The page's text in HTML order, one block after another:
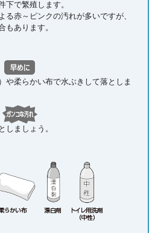
下で繁殖します。
る赤～ピンクの汚れが多いですが、
もあります。
や柔らかい布で水ぶきして落としま
しましょう。